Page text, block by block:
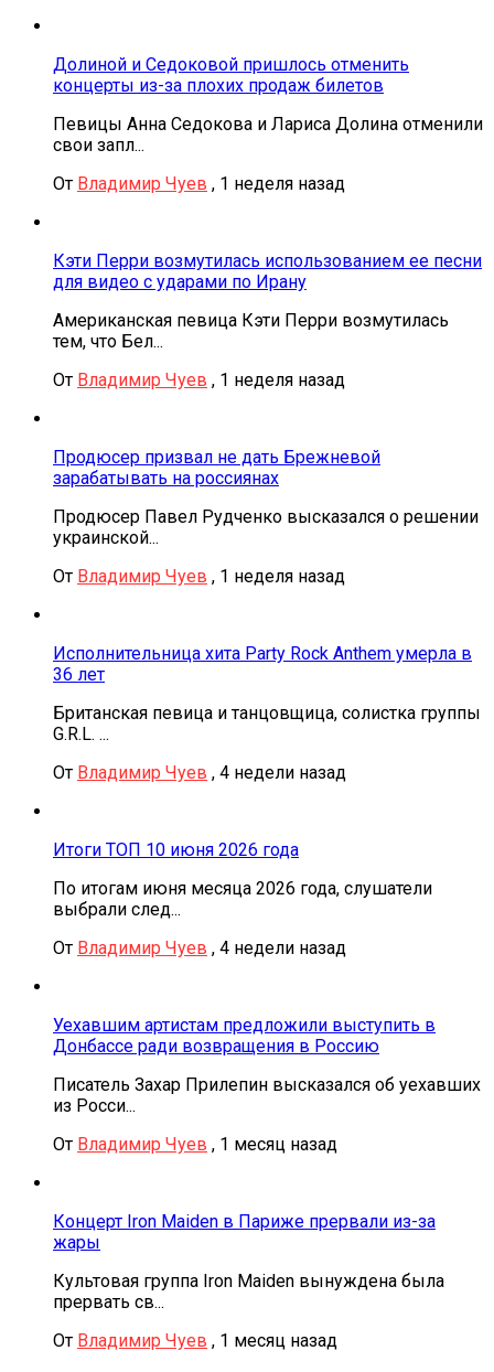
Долиной и Седоковой пришлось отменить
концерты из-за плохих продаж билетов
Певицы Анна Седокова и Лариса Долина отменили
свои запл...
От Владимир Чуев , 1 неделя назад
Кэти Перри возмутилась использованием ее песни
для видео с ударами по Ирану
Американская певица Кэти Перри возмутилась
тем, что Бел...
От Владимир Чуев , 1 неделя назад
Продюсер призвал не дать Брежневой
зарабатывать на россиянах
Продюсер Павел Рудченко высказался о решении
украинской...
От Владимир Чуев , 1 неделя назад
Исполнительница хита Party Rock Anthem умерла в
36 лет
Британская певица и танцовщица, солистка группы
G.R.L. ...
От Владимир Чуев , 4 недели назад
Итоги ТОП 10 июня 2026 года
По итогам июня месяца 2026 года, слушатели
выбрали след...
От Владимир Чуев , 4 недели назад
Уехавшим артистам предложили выступить в
Донбассе ради возвращения в Россию
Писатель Захар Прилепин высказался об уехавших
из Росси...
От Владимир Чуев , 1 месяц назад
Концерт Iron Maiden в Париже прервали из-за
жары
Культовая группа Iron Maiden вынуждена была
прервать св...
От Владимир Чуев , 1 месяц назад